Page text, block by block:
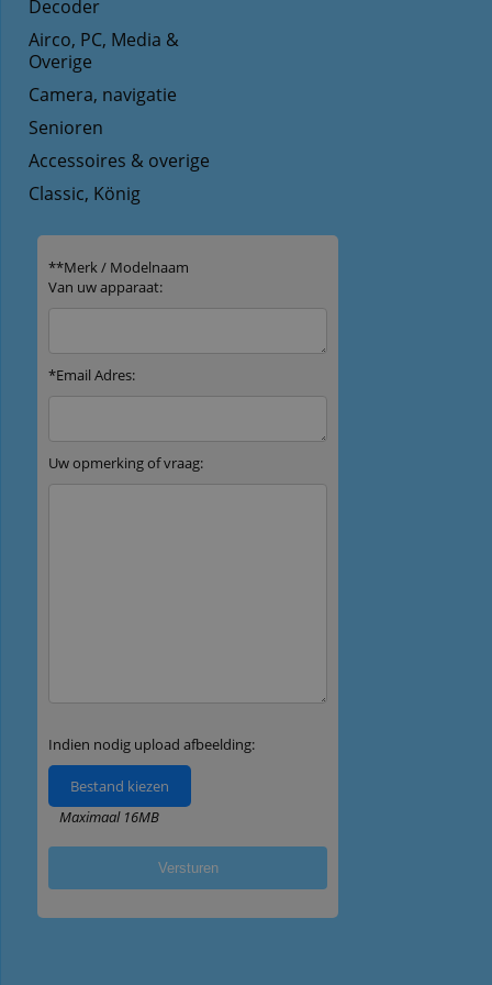
Decoder
Airco, PC, Media &
Overige
Camera, navigatie
Senioren
Accessoires & overige
Classic, König